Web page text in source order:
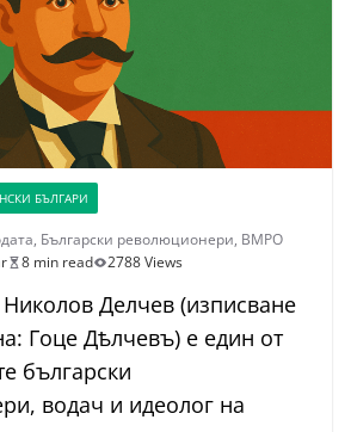
БЪЛГАРИ
, Български революционери, ВМРО
8 min read 2788 Views
Николов Делчев (изписване
Гоце Дѣлчевъ) е един от
български
водач и идеолог на